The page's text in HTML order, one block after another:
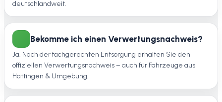
deutschlandweit.
Bekomme ich einen Verwertungsnachweis?
Ja. Nach der fachgerechten Entsorgung erhalten Sie den
offiziellen Verwertungsnachweis – auch für Fahrzeuge aus
Hattingen & Umgebung.